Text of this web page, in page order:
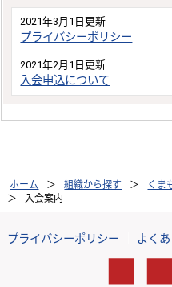
2021年3月1日更新
プライバシーポリシー
2021年2月1日更新
入会申込について
ホーム 組織から探す
くま
入会案内
プライバシーポリシー よく